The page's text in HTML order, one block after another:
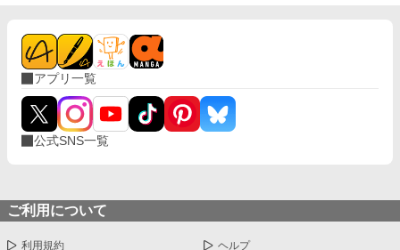
アプリ一覧
公式SNS一覧
ご利用について
利用規約 ヘルプ